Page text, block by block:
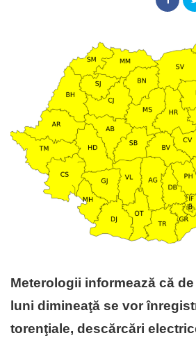
Meterologii informează că
luni dimineaţă se vor
torenţiale, descărcări